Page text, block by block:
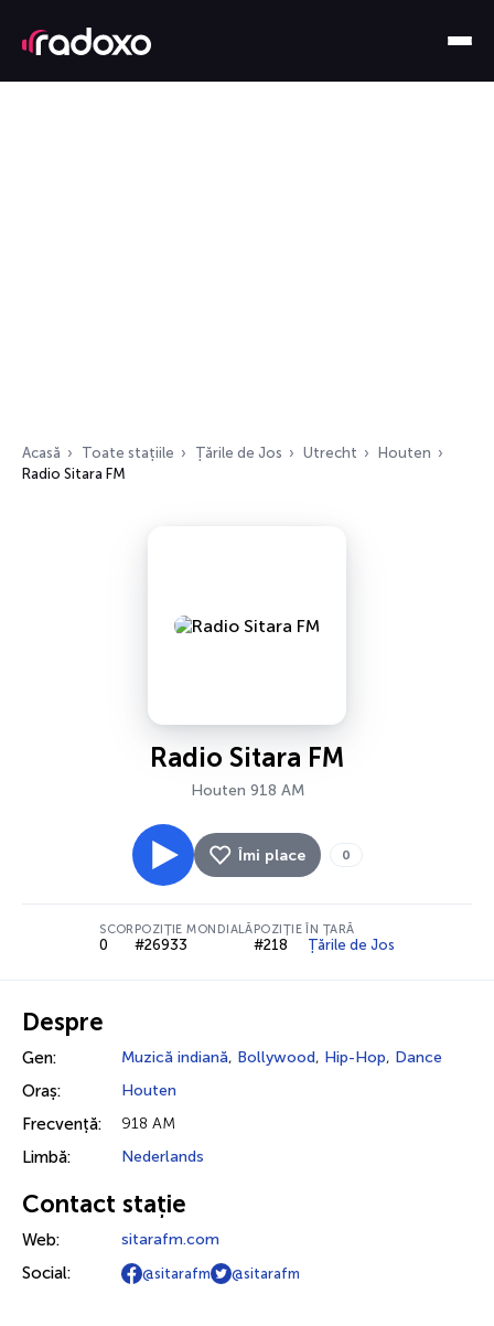
Acasă Toate stațiile Țările de Jos Utrecht
Houten
Radio Sitara FM
Radio Sitara FM
Houten 918 AM
Îmi place 0
SCOR
0
POZIȚIE MONDIALĂ
#26933
POZIȚIE ÎN ȚARĂ
#218 Țările de Jos
Despre
Gen: Muzică indiană, Bollywood, Hip-Hop, Dance
Oraș: Houten
Frecvență: 918 AM
Limbă: Nederlands
Contact stație
Web: sitarafm.com
Social: @sitarafm @sitarafm